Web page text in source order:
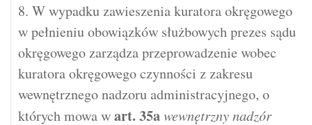
8. W wypadku zawieszenia kuratora okręgowego
w pełnieniu obowiązków służbowych prezes sądu
okręgowego zarządza przeprowadzenie wobec
kuratora okręgowego czynności z zakresu
wewnętrznego nadzoru administracyjnego, o
których mowa wart. 35awewnętrzny nadzór